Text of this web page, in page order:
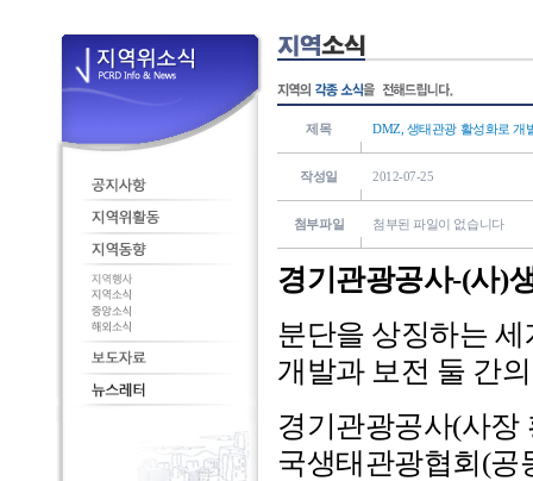
제목 DMZ, 생태관광 활성화로 개
작성일 2012-07-25
첨부파일 첨부된 파일이 없습니다
경기관광공사-(사)
분단을 상징하는
개발과 보전 둘 간
경기관광공사(사장
국생태관광협회(공